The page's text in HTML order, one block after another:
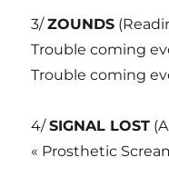
3/ZOUNDS
Trouble coming
Trouble coming
4/SIGNAL LOST
« Prosthetic